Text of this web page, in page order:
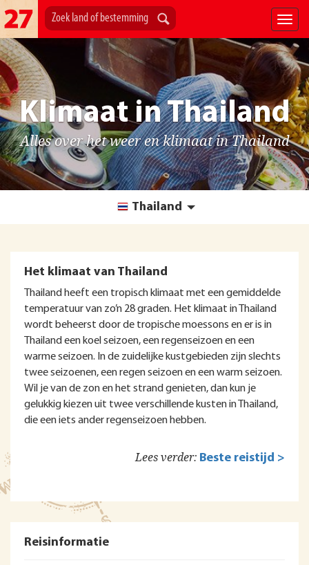
Klimaat in Thailand
Alles over het weer en klimaat in Thailand
Thailand
Het klimaat van Thailand
Thailand heeft een tropisch klimaat met een gemiddelde
temperatuur van zo’n 28 graden. Het klimaat in Thailand
wordt beheerst door de tropische moessons en er is in
Thailand een koel seizoen, een regenseizoen en een
warme seizoen. In de zuidelijke kustgebieden zijn slechts
twee seizoenen, een regen seizoen en een warm seizoen.
Wil je van de zon en het strand genieten, dan kun je
gelukkig kiezen uit twee verschillende kusten in Thailand,
die een iets ander regenseizoen hebben.
Lees verder: Beste reistijd >
Reisinformatie